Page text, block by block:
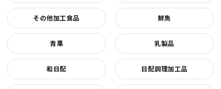
その他加工食品 鮮魚
青果 乳製品
和日配 日配調理加工品